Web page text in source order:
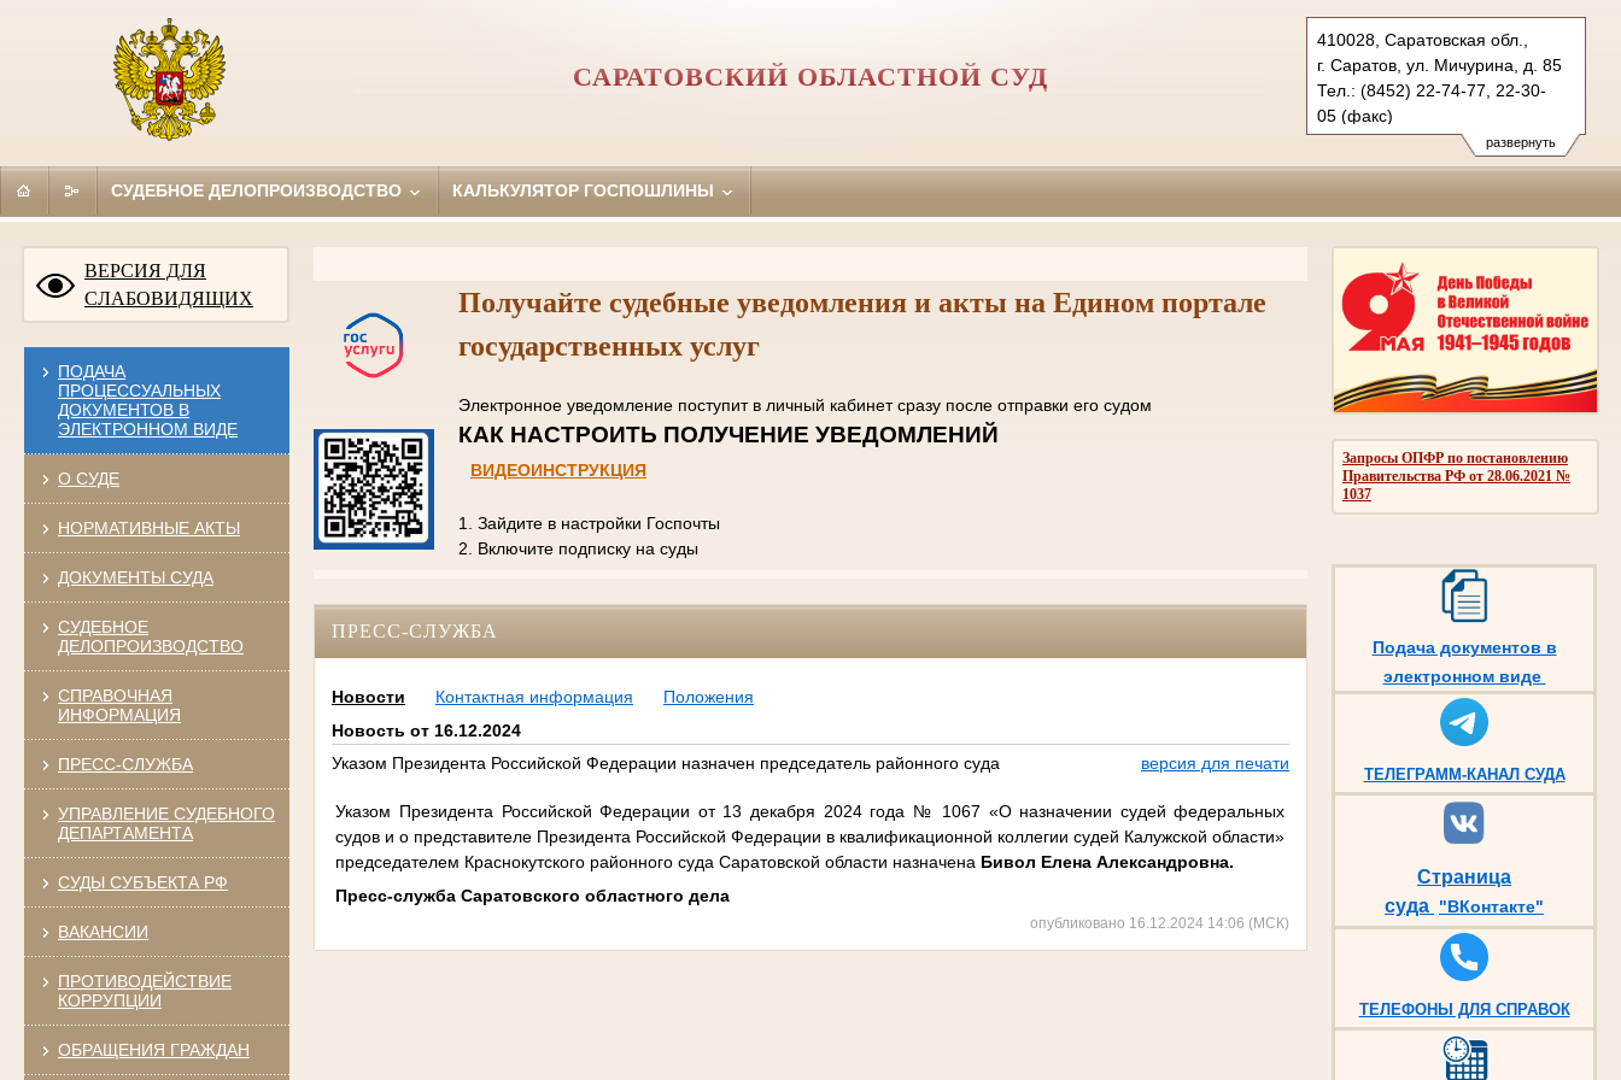
развернуть
410028, Саратовская обл.,
г. Саратов, ул. Мичурина, д. 85
Тел.: (8452) 22-74-77, 22-30-
05 (факс)
oblsud.sar@sudrf.ru
САРАТОВСКИЙ ОБЛАСТНОЙ СУД
СУДЕБНОЕ ДЕЛОПРОИЗВОДСТВО КАЛЬКУЛЯТОР ГОСПОШЛИНЫ
ВЕРСИЯ ДЛЯ
СЛАБОВИДЯЩИХ
ПОДАЧА
ПРОЦЕССУАЛЬНЫХ
ДОКУМЕНТОВ В
ЭЛЕКТРОННОМ ВИДЕ
О СУДЕ
НОРМАТИВНЫЕ АКТЫ
ДОКУМЕНТЫ СУДА
СУДЕБНОЕ
ДЕЛОПРОИЗВОДСТВО
СПРАВОЧНАЯ
ИНФОРМАЦИЯ
ПРЕСС-СЛУЖБА
УПРАВЛЕНИЕ СУДЕБНОГО
ДЕПАРТАМЕНТА
СУДЫ СУБЪЕКТА РФ
ВАКАНСИИ
ПРОТИВОДЕЙСТВИЕ
КОРРУПЦИИ
ОБРАЩЕНИЯ ГРАЖДАН
Запросы ОПФР по постановлению
Правительства РФ от 28.06.2021 №
1037
Подача документов в
электронном виде
ТЕЛЕГРАММ-КАНАЛ СУДА
Страница
суда "ВКонтакте"
ТЕЛЕФОНЫ ДЛЯ СПРАВОК
Получайте судебные уведомления и акты на Едином портале
государственных услуг
Электронное уведомление поступит в личный кабинет сразу после отправки его судом
КАК НАСТРОИТЬ ПОЛУЧЕНИЕ УВЕДОМЛЕНИЙ
ВИДЕОИНСТРУКЦИЯ
1. Зайдите в настройки Госпочты
2. Включите подписку на суды
ПРЕСС-СЛУЖБА
Новости Контактная информация
Положения
Новость от 16.12.2024
Указом Президента Российской Федерации назначен председатель районного суда
версия для печати
Указом Президента Российской Федерации от 13 декабря 2024 года № 1067 «О назначении судей федеральных
судов и о представителе Президента Российской Федерации в квалификационной коллегии судей Калужской области»
председателем Краснокутского районного суда Саратовской области назначена Бивол Елена Александровна.
Пресс-служба Саратовского областного дела
опубликовано 16.12.2024 14:06 (МСК)